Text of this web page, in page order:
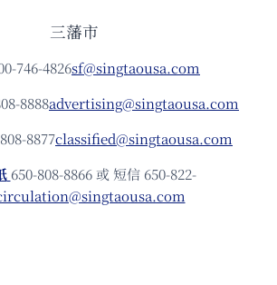
三藩市
746-4826sf@singtaousa.com
8888advertising@singtaousa.com
8877classified@singtaousa.com
650-808-8866 或 短信 650-822-